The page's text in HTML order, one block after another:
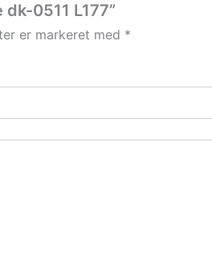
0511 L177”
er markeret med *